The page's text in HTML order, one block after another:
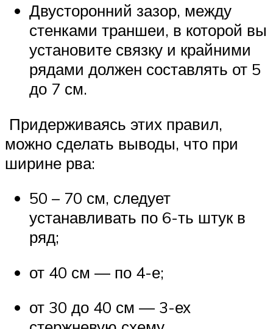
Двусторонний зазор, между
стенками траншеи, в которой вы
установите связку и крайними
рядами должен составлять от 5
до 7 см.
Придерживаясь этих правил,
можно сделать выводы, что при
ширине рва:
50 – 70 см, следует
устанавливать по 6-ть штук в
ряд;
от 40 см — по 4-е;
от 30 до 40 см — 3-ех